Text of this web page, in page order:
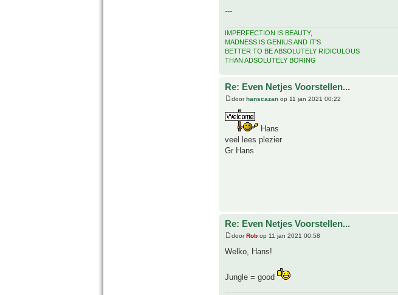
---
IMPERFECTION IS BEAUTY,
MADNESS IS GENIUS AND IT'S
BETTER TO BE ABSOLUTELY RIDICULOUS
THAN ADSOLUTELY BORING
Re: Even Netjes Voorstellen...
doorhanscazan op 11 jan 2021 00:22
Hans
veel lees plezier
Gr Hans
Re: Even Netjes Voorstellen...
doorRob op 11 jan 2021 00:58
Welko, Hans!
Jungle = good